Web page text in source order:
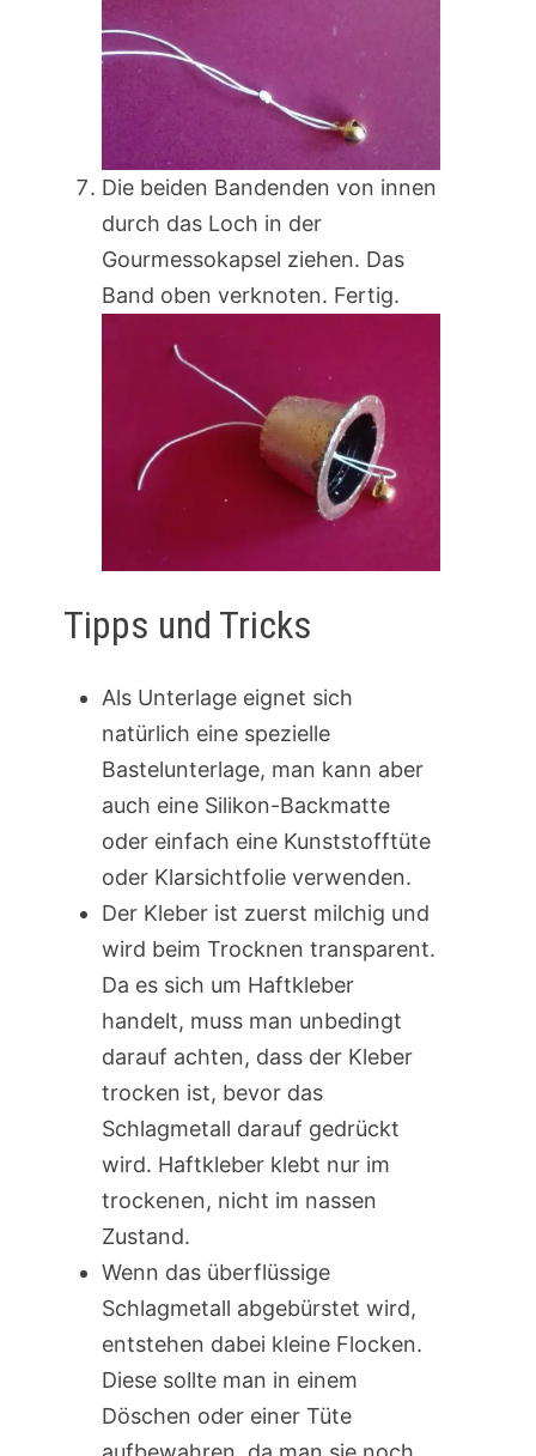
Die beiden Bandenden von innen
durch das Loch in der
Gourmessokapsel ziehen. Das
Band oben verknoten. Fertig.
Tipps und Tricks
Als Unterlage eignet sich
natürlich eine spezielle
Bastelunterlage, man kann aber
auch eine Silikon-Backmatte
oder einfach eine Kunststofftüte
oder Klarsichtfolie verwenden.
Der Kleber ist zuerst milchig und
wird beim Trocknen transparent.
Da es sich um Haftkleber
handelt, muss man unbedingt
darauf achten, dass der Kleber
trocken ist, bevor das
Schlagmetall darauf gedrückt
wird. Haftkleber klebt nur im
trockenen, nicht im nassen
Zustand.
Wenn das überflüssige
Schlagmetall abgebürstet wird,
entstehen dabei kleine Flocken.
Diese sollte man in einem
Döschen oder einer Tüte